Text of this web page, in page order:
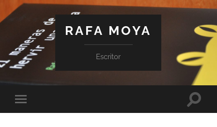
RAFA MOYA
Escritor
Toggle
mobile
Toggle